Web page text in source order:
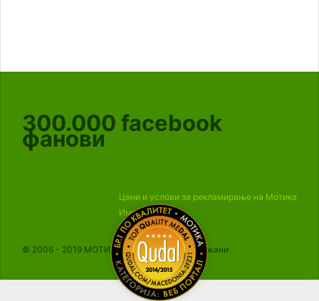
300.000 facebook
фанови
Цени и услови за рекламирање на Мотика
Импресум
© 2006 - 2019 МОТИКА, Сите права се задржани